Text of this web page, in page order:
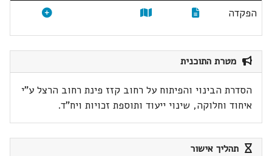
הפקדה
מטרת התוכנית
הסדרת הבינוי והפיתוח על רחוב קזז פינת רחוב הרצל ע"י
איחוד וחלוקה, שינוי ייעוד ותוספת זכויות ויח"ד.
תהליך אישור